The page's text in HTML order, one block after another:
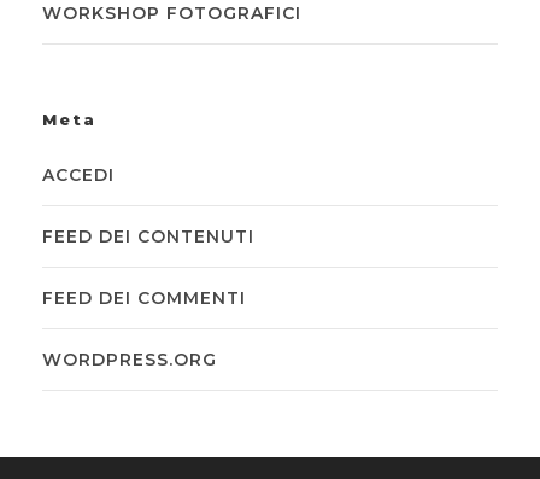
WORKSHOP FOTOGRAFICI
Meta
ACCEDI
FEED DEI CONTENUTI
FEED DEI COMMENTI
WORDPRESS.ORG